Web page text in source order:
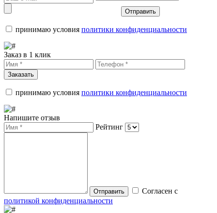
Отправить
принимаю условия политики конфиденциальности
Заказ в 1 клик
Заказать
принимаю условия политики конфиденциальности
Напишите отзыв
Рейтинг
Отправить
Согласен с
политикой конфиденциальности